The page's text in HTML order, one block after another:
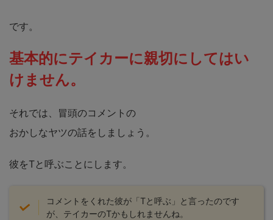
です。
基本的にテイカーに親切にしてはい
けません。
それでは、冒頭のコメントの
おかしなヤツの話をしましょう。
彼をTと呼ぶことにします。
コメントをくれた彼が「Tと呼ぶ」と言ったのです
が、テイカーのTかもしれませんね。